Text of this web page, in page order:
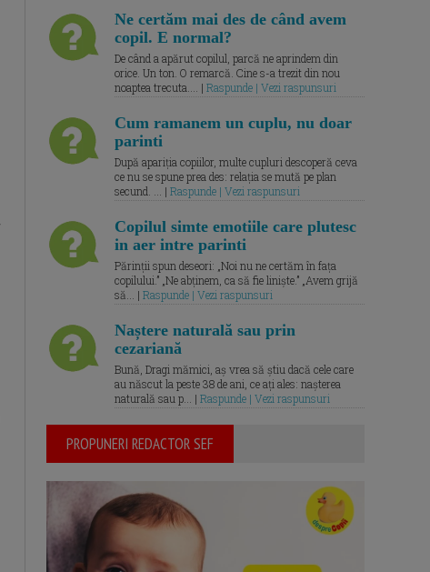
Ne certăm mai des de când avem
copil. E normal?
De când a apărut copilul, parcă ne aprindem din
orice. Un ton. O remarcă. Cine s-a trezit din nou
noaptea trecuta.... | Raspunde | Vezi raspunsuri
Cum ramanem un cuplu, nu doar
parinti
După apariția copiilor, multe cupluri descoperă ceva
ce nu se spune prea des: relația se mută pe plan
secund. ... | Raspunde | Vezi raspunsuri
Copilul simte emotiile care plutesc
in aer intre parinti
Părinții spun deseori: „Noi nu ne certăm în fața
copilului.” „Ne abținem, ca să fie liniște.” „Avem grijă
să... | Raspunde | Vezi raspunsuri
Naștere naturală sau prin
cezariană
Bună, Dragi mămici, aș vrea să știu dacă cele care
au născut la peste 38 de ani, ce ați ales: nașterea
naturală sau p... | Raspunde | Vezi raspunsuri
PROPUNERI REDACTOR SEF